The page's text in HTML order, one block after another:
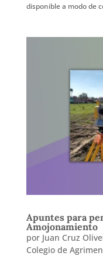
disponible a modo de
Apuntes para
Amojonamiento
por Juan Cruz
Colegio de